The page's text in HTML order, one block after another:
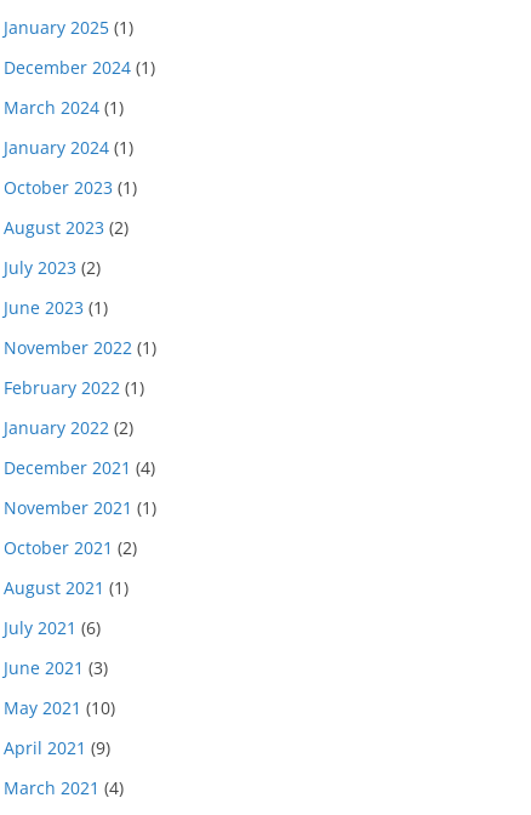
January 2025 (1)
December 2024 (1)
March 2024 (1)
January 2024 (1)
October 2023 (1)
August 2023 (2)
July 2023 (2)
June 2023 (1)
November 2022 (1)
February 2022 (1)
January 2022 (2)
December 2021 (4)
November 2021 (1)
October 2021 (2)
August 2021 (1)
July 2021 (6)
June 2021 (3)
May 2021 (10)
April 2021 (9)
March 2021 (4)